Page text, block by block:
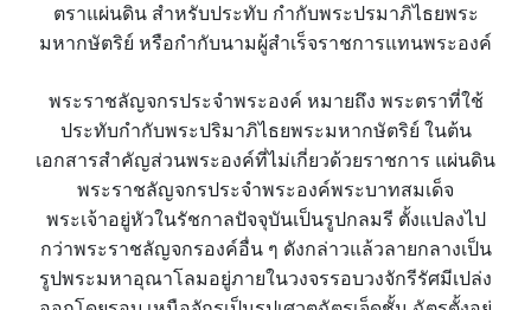
ตราแผ่นดิน สำหรับประทับ กำกับพระปรมาภิไธยพระ
มหากษัตริย์ หรือกำกับนามผู้สำเร็จราชการแทนพระองค์
พระราชลัญจกรประจำพระองค์ หมายถึง พระตราที่ใช้
ประทับกำกับพระปริมาภิไธยพระมหากษัตริย์ ในต้น
เอกสารสำคัญส่วนพระองค์ที่ไม่เกี่ยวด้วยราชการ แผ่นดิน
พระราชลัญจกรประจำพระองค์พระบาทสมเด็จ
พระเจ้าอยู่หัวในรัชกาลปัจจุบันเป็นรูปกลมรี ตั้งแปลงไป
กว่าพระราชลัญจกรองค์อื่น ๆ ดังกล่าวแล้วลายกลางเป็น
รูปพระมหาอุณาโลมอยู่ภายในวงจรรอบวงจักรีรัศมีเปล่ง